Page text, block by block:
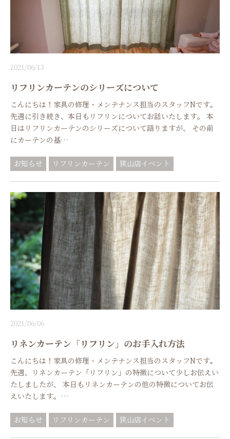
2021/06/13
リフリンカーテンのシリーズについて
こんにちは！家具の修理・メンテナンス担当のスタッフNです。
先週に引き続き、本日もリフリンについてお話いたします。 本
日はリフリンカーテンのシリーズについて語りますが、 その前
にカーテンの基…
お知らせ リフリンカーテン 狭山店イベント
2021/06/06
リネンカーテン「リフリン」のお手入れ方法
こんにちは！家具の修理・メンテナンス担当のスタッフNです。
先週、リネンカーテン「リフリン」の特徴について少しお伝えい
たしましたが、 本日もリネンカーテンの他の特徴についてお伝
えいたします。…
お知らせ リフリンカーテン 狭山店イベント